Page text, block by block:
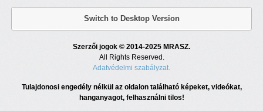
Switch to Desktop Version
Szerzői jogok © 2014-2025 MRASZ.
All Rights Reserved.
Adatvédelmi szabályzat.
Tulajdonosi engedély nélkül az oldalon található képeket, videókat,
hanganyagot, felhasználni tilos!